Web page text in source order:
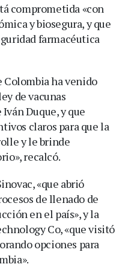
comprometida «con
y biosegura, y que
farmacéutica
Colombia ha venido
de vacunas
Duque, y que
claros para que la
y le brinde
recalcó.
«que abrió
de llenado de
en el país», y la
Co, «que visitó
opciones para